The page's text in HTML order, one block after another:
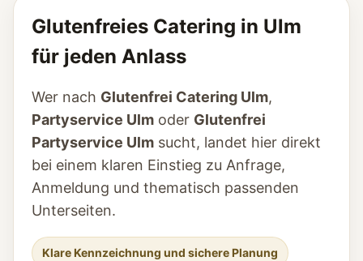
Glutenfreies Catering in Ulm
für jeden Anlass
Wer nach Glutenfrei Catering Ulm,
Partyservice Ulm oder Glutenfrei
Partyservice Ulm sucht, landet hier direkt
bei einem klaren Einstieg zu Anfrage,
Anmeldung und thematisch passenden
Unterseiten.
Klare Kennzeichnung und sichere Planung